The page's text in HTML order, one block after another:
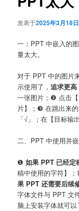
发表于2025年3月18日
一：PPT 中嵌入的
量太大。
对于 PPT 中的图片
示使用了，追求更
一张图片；❷ 点击
片】；❸ 在跳出来
「√」；在【目标输
二、PPT 中使用并
❶如果 PPT 已经定
稿中使用的字符】
果 PPT 还需要后续
字体文件与 PPT 文
脑上安装字体就可以